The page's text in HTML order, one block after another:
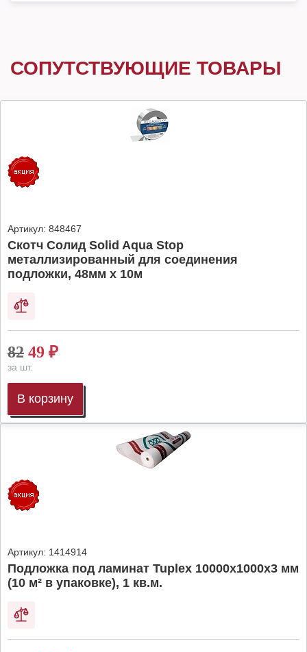
СОПУТСТВУЮЩИЕ ТОВАРЫ
Артикул: 848467
Скотч Солид Solid Aqua Stop
металлизированный для соединения
подложки, 48мм х 10м
82 49 ₽
за шт.
В корзину
Артикул: 1414914
Подложка под ламинат Tuplex 10000x1000x3 мм
(10 м² в упаковке), 1 кв.м.